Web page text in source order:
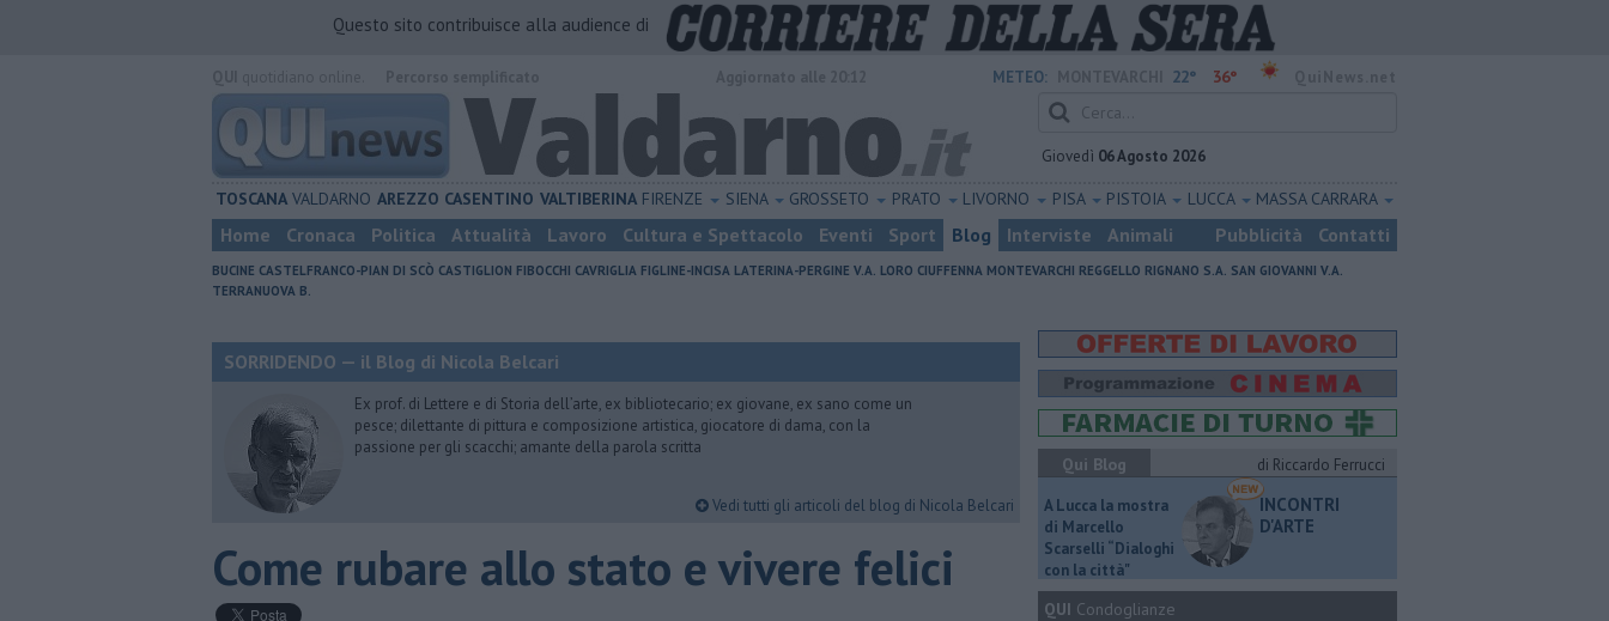
Questo sito contribuisce alla audience di
METEO: 22° 36°
Giovedì 06 Agosto 2026
TOSCANA VALDARNO AREZZO CASENTINO VALTIBERINA FIRENZE SIENA GROSSETO PRATO LIVORNO PISA PISTOIA LUCCA MASSA CARRARA
Home Cronaca Politica Attualità Lavoro Cultura e Spettacolo Eventi Sport Blog Interviste Animali Pubblicità Contatti
BUCINE CASTELFRANCO-PIAN DI SCÒ CASTIGLION FIBOCCHI CAVRIGLIA FIGLINE-INCISA LATERINA-PERGINE V.A. LORO CIUFFENNA MONTEVARCHI REGGELLO RIGNANO S.A. SAN GIOVANNI V.A.
TERRANUOVA B.
SORRIDENDO — il Blog di Nicola Belcari
Ex prof. di Lettere e di Storia dell’arte, ex bibliotecario; ex giovane, ex sano come un
pesce; dilettante di pittura e composizione artistica, giocatore di dama, con la
passione per gli scacchi; amante della parola scritta
Vedi tutti gli articoli del blog di Nicola Belcari
Come rubare allo stato e vivere felici
Qui Blog
di Riccardo Ferrucci
A Lucca la mostra
di Marcello
Scarselli “Dialoghi
con la città"
INCONTRI
D'ARTE
QUI Condoglianze